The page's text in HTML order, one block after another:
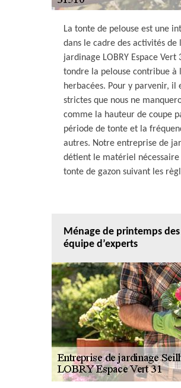
La tonte de pelouse est une
dans le cadre des activités de
jardinage LOBRY Espace
tondre la pelouse contribue à
herbacées. Pour y parvenir, il
strictes que nous ne
comme la hauteur de coupe
période de tonte et la
autres. Notre entreprise de
détient le matériel
tonte de gazon suivant les
Ménage de printemps
équipe d’experts